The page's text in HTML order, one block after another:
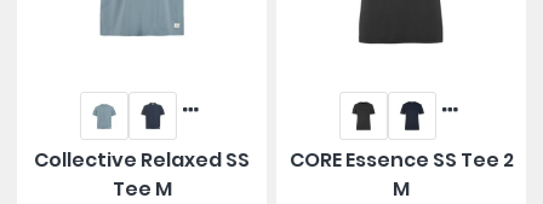
Collective Relaxed SS
Tee M
CORE Essence SS Tee 2
M